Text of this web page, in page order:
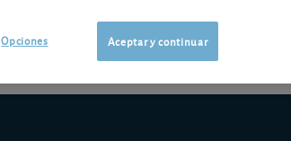
Aceptar y continuar
Opciones